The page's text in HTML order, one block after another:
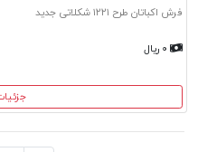
فرش اکباتان طرح ۱۲۲۱ شکلاتی جدید